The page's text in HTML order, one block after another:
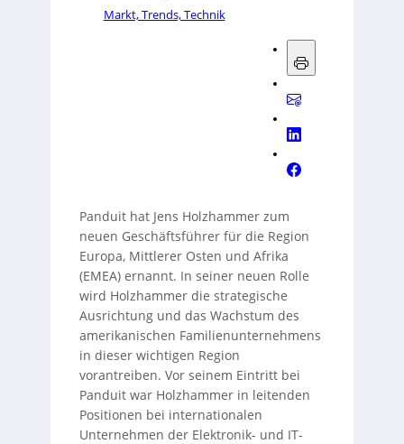
Markt, Trends, Technik
Panduit hat Jens Holzhammer zum
neuen Geschäftsführer für die Region
Europa, Mittlerer Osten und Afrika
(EMEA) ernannt. In seiner neuen Rolle
wird Holzhammer die strategische
Ausrichtung und das Wachstum des
amerikanischen Familienunternehmens
in dieser wichtigen Region
vorantreiben. Vor seinem Eintritt bei
Panduit war Holzhammer in leitenden
Positionen bei internationalen
Unternehmen der Elektronik- und IT-